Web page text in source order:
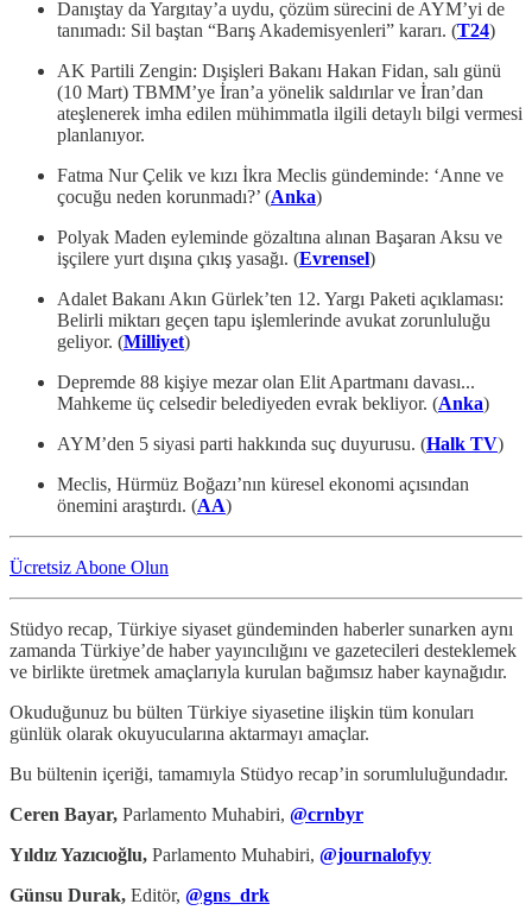
Danıştay da Yargıtay’a uydu, çözüm sürecini de AYM’yi de
tanımadı: Sil baştan “Barış Akademisyenleri” kararı. (T24)
AK Partili Zengin: Dışişleri Bakanı Hakan Fidan, salı günü
(10 Mart) TBMM’ye İran’a yönelik saldırılar ve İran’dan
ateşlenerek imha edilen mühimmatla ilgili detaylı bilgi vermesi
planlanıyor.
Fatma Nur Çelik ve kızı İkra Meclis gündeminde: ‘Anne ve
çocuğu neden korunmadı?’ (Anka)
Polyak Maden eyleminde gözaltına alınan Başaran Aksu ve
işçilere yurt dışına çıkış yasağı. (Evrensel)
Adalet Bakanı Akın Gürlek’ten 12. Yargı Paketi açıklaması:
Belirli miktarı geçen tapu işlemlerinde avukat zorunluluğu
geliyor. (Milliyet)
Depremde 88 kişiye mezar olan Elit Apartmanı davası...
Mahkeme üç celsedir belediyeden evrak bekliyor. (Anka)
AYM’den 5 siyasi parti hakkında suç duyurusu. (Halk TV)
Meclis, Hürmüz Boğazı’nın küresel ekonomi açısından
önemini araştırdı. (AA)
Ücretsiz Abone Olun
Stüdyo recap, Türkiye siyaset gündeminden haberler sunarken aynı
zamanda Türkiye’de haber yayıncılığını ve gazetecileri desteklemek
ve birlikte üretmek amaçlarıyla kurulan bağımsız haber kaynağıdır.
Okuduğunuz bu bülten Türkiye siyasetine ilişkin tüm konuları
günlük olarak okuyucularına aktarmayı amaçlar.
Bu bültenin içeriği, tamamıyla Stüdyo recap’in sorumluluğundadır.
Ceren Bayar, Parlamento Muhabiri, @crnbyr
Yıldız Yazıcıoğlu, Parlamento Muhabiri, @journalofyy
Günsu Durak, Editör, @gns_drk